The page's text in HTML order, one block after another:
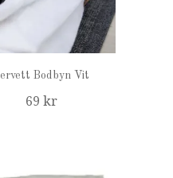
Bodbyn Vit
69 kr